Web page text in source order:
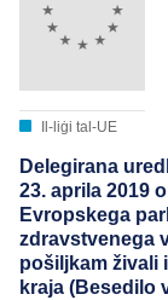
Il-liġi tal-UE
Delegirana
23. aprila 2019
Evropskega
zdravstvenega
pošiljkam živali
kraja (Besedilo